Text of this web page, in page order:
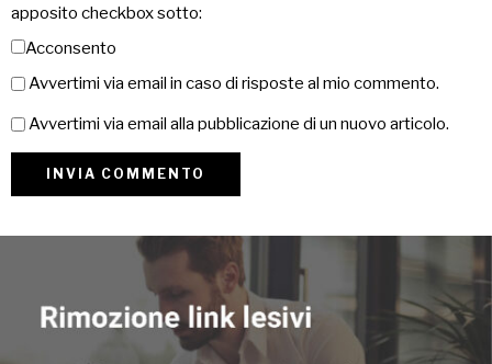
apposito checkbox sotto:
Acconsento
Avvertimi via email in caso di risposte al mio commento.
Avvertimi via email alla pubblicazione di un nuovo articolo.